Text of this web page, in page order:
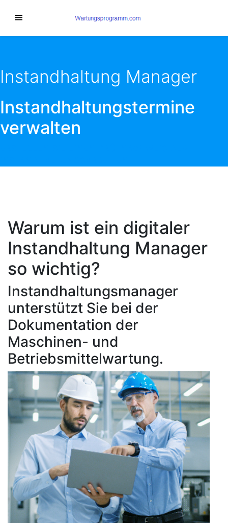
Instandhaltung Manager
Instandhaltungstermine
verwalten
Warum ist ein digitaler
Instandhaltung Manager
so wichtig?
Instandhaltungsmanager
unterstützt Sie bei der
Dokumentation der
Maschinen- und
Betriebsmittelwartung.